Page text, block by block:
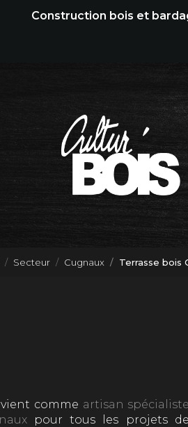
Construction bois et
Secteur Cugnaux Terrasse bois
comme artisan spécialiste
pour tous les projets de